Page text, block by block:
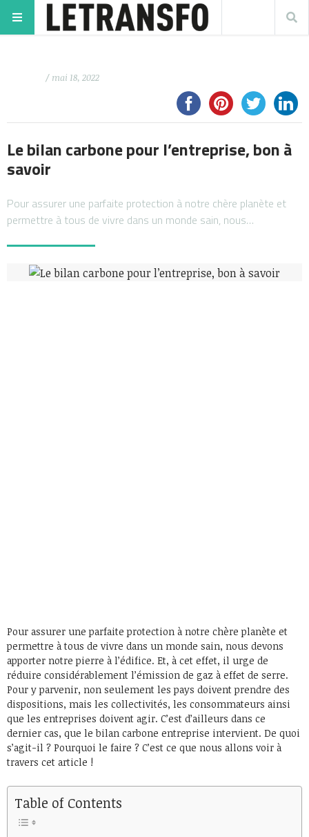
/ mai 18, 2022
Le bilan carbone pour l’entreprise, bon à
savoir
Pour assurer une parfaite protection à notre chère planète et
permettre à tous de vivre dans un monde sain, nous…
Pour assurer une parfaite protection à notre chère planète et
permettre à tous de vivre dans un monde sain, nous devons
apporter notre pierre à l’édifice. Et, à cet effet, il urge de
réduire considérablement l’émission de gaz à effet de serre.
Pour y parvenir, non seulement les pays doivent prendre des
dispositions, mais les collectivités, les consommateurs ainsi
que les entreprises doivent agir. C’est d’ailleurs dans ce
dernier cas, que le bilan carbone entreprise intervient. De quoi
s’agit-il ? Pourquoi le faire ? C’est ce que nous allons voir à
travers cet article !
Table of Contents